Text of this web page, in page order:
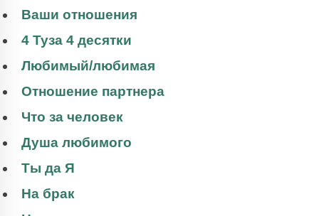
Ваши отношения
4 Туза 4 десятки
Любимый/любимая
Отношение партнера
Что за человек
Душа любимого
Ты да Я
На брак